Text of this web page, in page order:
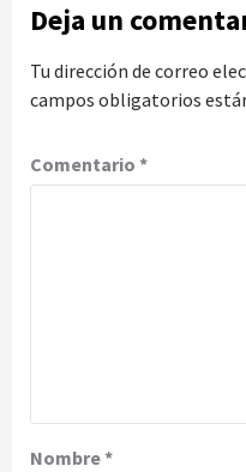
Deja un
Tu dirección de correo
campos obligatorios
Comentario *
Nombre*